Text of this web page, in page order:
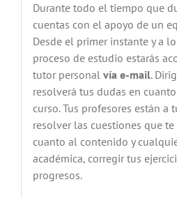
Durante todo el tiempo que
cuentas con el apoyo de un
Desde el primer instante y a
proceso de estudio estarás
tutor personal vía e-mail.
resolverá tus dudas en
curso. Tus profesores están a
resolver las cuestiones que
cuanto al contenido y
académica, corregir tus
progresos.